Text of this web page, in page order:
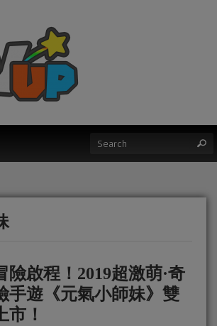
險啟程！2019超激萌·奇
手遊《元氣小師妹》雙
市！